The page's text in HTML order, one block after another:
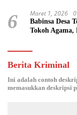
6 Maret 1, 2026
Babinsa Desa
Tokoh
Berita Kriminal
Ini adalah contoh
memasukkan deskripsi